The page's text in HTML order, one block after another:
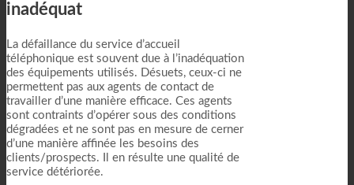
inadéquat
La défaillance du service d’accueil
téléphonique est souvent due à l’inadéquation
des équipements utilisés. Désuets, ceux-ci ne
permettent pas aux agents de contact de
travailler d’une manière efficace. Ces agents
sont contraints d’opérer sous des conditions
dégradées et ne sont pas en mesure de cerner
d’une manière affinée les besoins des
clients/prospects. Il en résulte une qualité de
service détériorée.